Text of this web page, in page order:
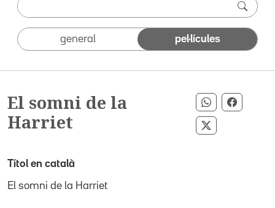
general pel·lícules
El somni de la
Harriet
Compartir
Compartir
Títol en català
El somni de la Harriet